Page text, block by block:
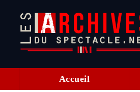
Accueil